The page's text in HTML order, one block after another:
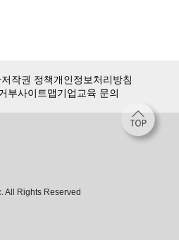
저작권 정책개인정보처리방침
부사이트맵기업교육 문의
All Rights Reserved